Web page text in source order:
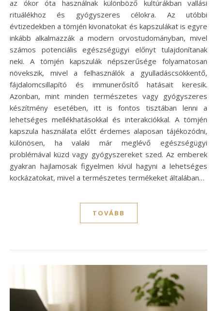
az ókor óta használnak különböző kultúrákban vallási
rituálékhoz és gyógyszeres célokra. Az utóbbi
évtizedekben a tömjén kivonatokat és kapszulákat is egyre
inkább alkalmazzák a modern orvostudományban, mivel
számos potenciális egészségügyi előnyt tulajdonítanak
neki. A tömjén kapszulák népszerűsége folyamatosan
növekszik, mivel a felhasználók a gyulladáscsökkentő,
fájdalomcsillapító és immunerősítő hatásait keresik.
Azonban, mint minden természetes vagy gyógyszeres
készítmény esetében, itt is fontos tisztában lenni a
lehetséges mellékhatásokkal és interakciókkal. A tömjén
kapszula használata előtt érdemes alaposan tájékozódni,
különösen, ha valaki már meglévő egészségügyi
problémával küzd vagy gyógyszereket szed. Az emberek
gyakran hajlamosak figyelmen kívül hagyni a lehetséges
kockázatokat, mivel a természetes termékeket általában…
TOVÁBB